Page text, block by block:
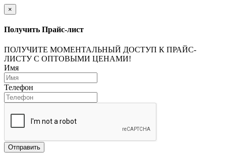
×
Получить Прайс-лист
ПОЛУЧИТЕ МОМЕНТАЛЬНЫЙ ДОСТУП К ПРАЙС-
ЛИСТУ С ОПТОВЫМИ ЦЕНАМИ!
Имя
Телефон
Отправить